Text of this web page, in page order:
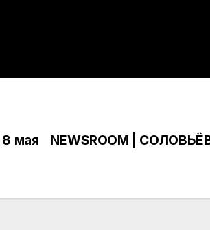
NEWSROOM |
мая